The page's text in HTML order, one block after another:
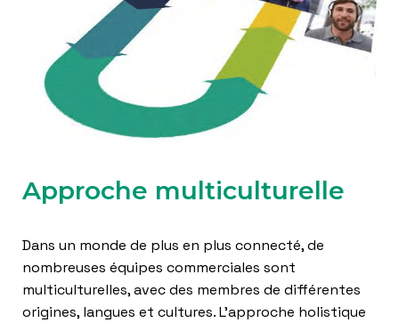
Approche multiculturelle
Dans un monde de plus en plus connecté, de
nombreuses équipes commerciales sont
multiculturelles, avec des membres de différentes
origines, langues et cultures. L’approche holistique